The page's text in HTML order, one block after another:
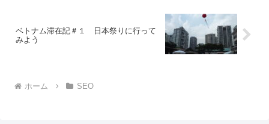
ベトナム滞在記＃１ 日本祭りに行って
みよう
ホーム SEO